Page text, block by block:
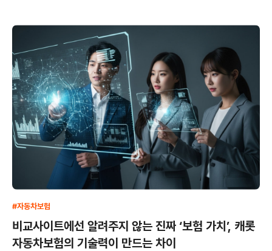
#자동차보험
비교사이트에선 알려주지 않는 진짜 ‘보험 가치’, 캐롯
자동차보험의 기술력이 만드는 차이